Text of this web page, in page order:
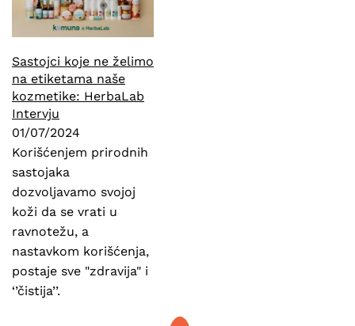
Sastojci koje ne želimo
na etiketama naše
kozmetike: HerbaLab
Intervju
01/07/2024
Korišćenjem prirodnih
sastojaka
dozvoljavamo svojoj
koži da se vrati u
ravnotežu, a
nastavkom korišćenja,
postaje sve "zdravija" i
‘’čistija’’.